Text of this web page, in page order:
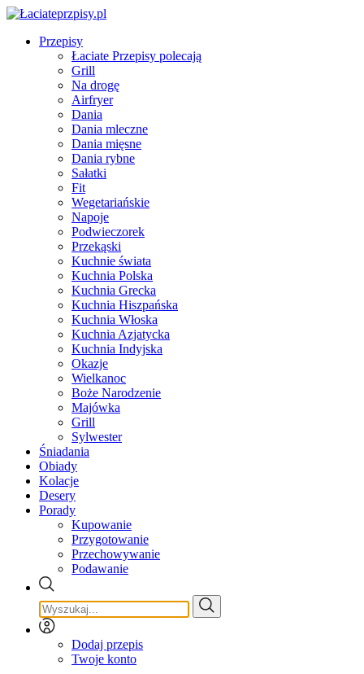
Przepisy
Łaciate Przepisy polecają
Grill
Na drogę
Airfryer
Dania
Dania mleczne
Dania mięsne
Dania rybne
Sałatki
Fit
Wegetariańskie
Napoje
Podwieczorek
Przekąski
Kuchnie świata
Kuchnia Polska
Kuchnia Grecka
Kuchnia Hiszpańska
Kuchnia Włoska
Kuchnia Azjatycka
Kuchnia Indyjska
Okazje
Wielkanoc
Boże Narodzenie
Majówka
Grill
Sylwester
Śniadania
Obiady
Kolacje
Desery
Porady
Kupowanie
Przygotowanie
Przechowywanie
Podawanie
Dodaj przepis
Twoje konto